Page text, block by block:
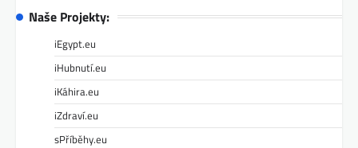
Naše Projekty:
iEgypt.eu
iHubnutí.eu
iKáhira.eu
iZdraví.eu
sPříběhy.eu